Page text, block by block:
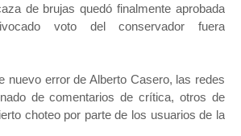
de brujas quedó finalmente aprobada
voto del conservador fuera
nuevo error de Alberto Casero, las redes
de comentarios de crítica, otros de
choteo por parte de los usuarios de la